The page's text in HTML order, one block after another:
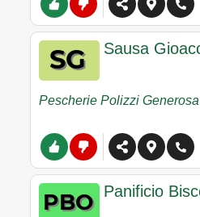
Sausa
Pescherie Polizzi Generosa
Panificio